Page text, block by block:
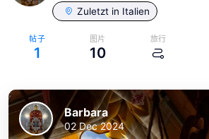
Zuletzt in Italien
帖子
1
图片
10
旅行
Barbara
02 Dec 2024